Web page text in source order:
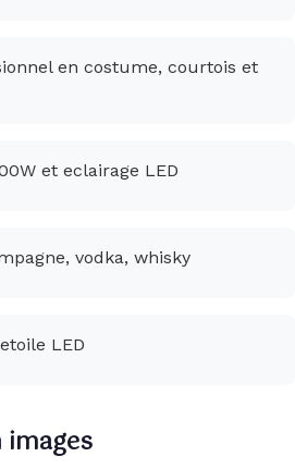
en costume, courtois et
et eclairage LED
vodka, whisky
LED